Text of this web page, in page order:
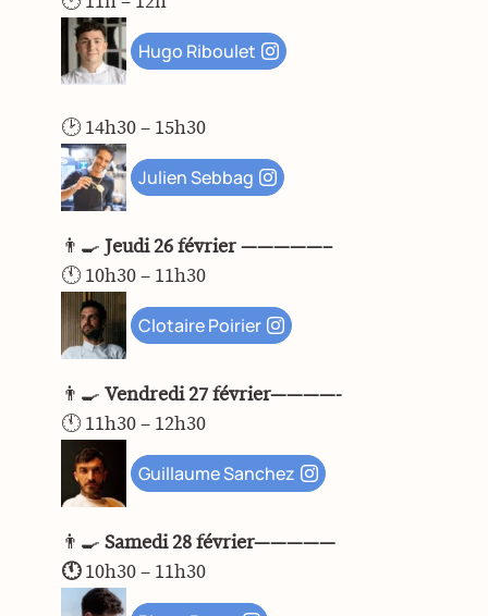
Hugo Riboulet
🕑 14h30 – 15h30
Julien Sebbag
👨‍🍳 Jeudi 26 février —————–
🕚10h30 – 11h30
Clotaire Poirier
👨‍🍳 Vendredi 27 février————-
🕚11h30 – 12h30
Guillaume Sanchez
👨‍🍳 Samedi 28 février—————
🕚10h30 – 11h30